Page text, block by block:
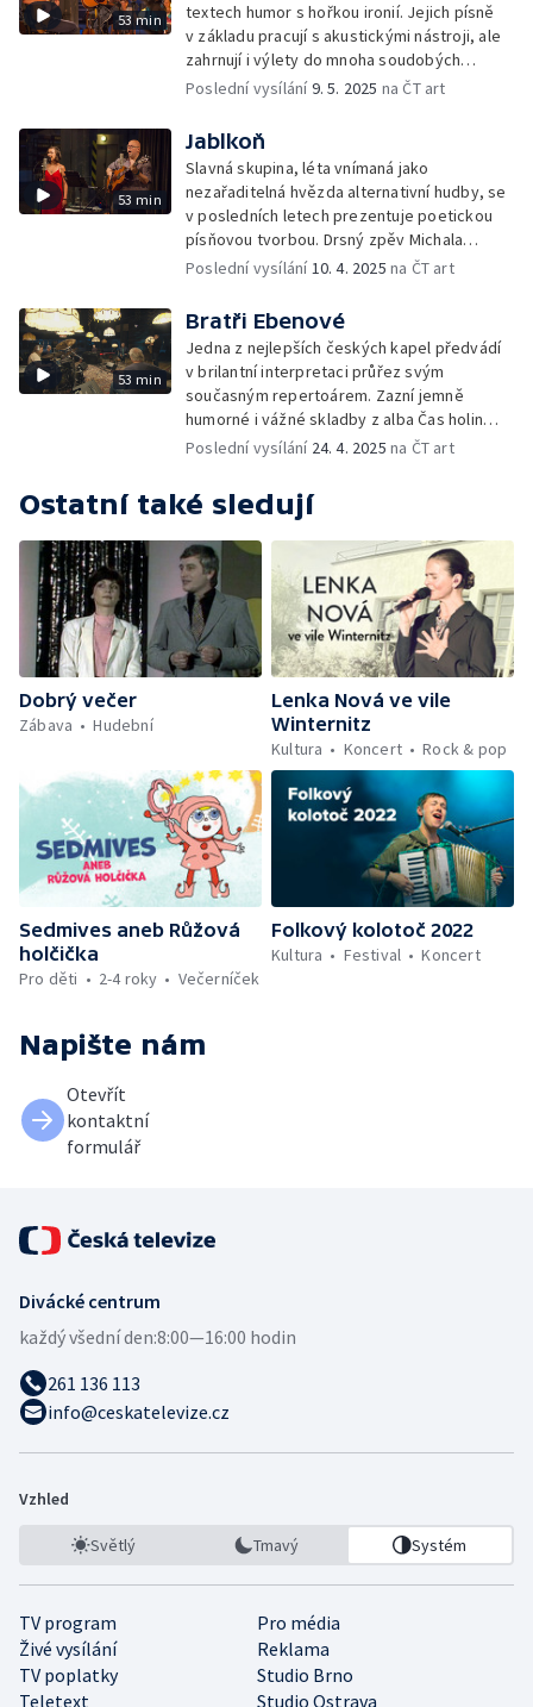
53 min
textech humor s hořkou ironií. Jejich písně
v základu pracují s akustickými nástroji, ale
zahrnují i výlety do mnoha soudobých
moderních žánrů
Poslední vysílání9. 5. 2025 na ČT art
53 min
Jablkoň
Slavná skupina, léta vnímaná jako
nezařaditelná hvězda alternativní hudby, se
v posledních letech prezentuje poetickou
písňovou tvorbou. Drsný zpěv Michala
Němce vyvažuje křehká Marie Puttnerová
Poslední vysílání10. 4. 2025 na ČT art
53 min
Bratři Ebenové
Jedna z nejlepších českých kapel předvádí
v brilantní interpretaci průřez svým
současným repertoárem. Zazní jemně
humorné i vážné skladby z alba Čas holin
i některé starší písně
Poslední vysílání 24. 4. 2025 na ČT art
Ostatní také sledují
Dobrý večer
Zábava
Hudební
Lenka Nová ve vile
Winternitz
Kultura
Koncert Rock & pop
Sedmives aneb Růžová
holčička
Pro děti
2-4 roky Večerníček
Folkový kolotoč 2022
Kultura
Festival Koncert
Napište nám
Otevřít
kontaktní
formulář
Divácké centrum
každý všední den:8:00—16:00 hodin
261 136 113
info@ceskatelevize.cz
Vzhled
Světlý Tmavý Systém
TV program
Pro média
Živé vysílání
Reklama
TV poplatky
Studio Brno
Teletext
Studio Ostrava